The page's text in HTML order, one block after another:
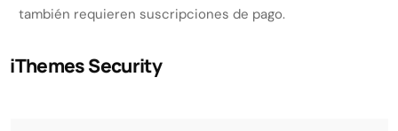
también requieren suscripciones de pago.
iThemes Security